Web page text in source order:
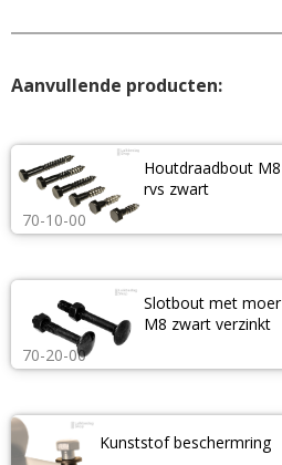
Aanvullende producten:
70-10-00
Houtdraadbout M8
rvs zwart
70-20-00
Slotbout met moer
M8 zwart verzinkt
Kunststof beschermring